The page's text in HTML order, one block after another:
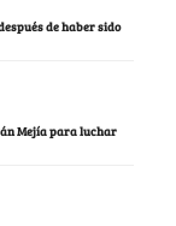
de haber sido
Mejía para luchar